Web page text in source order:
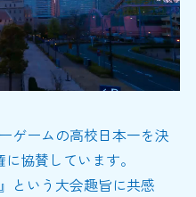
ゲームの高校日本一を決
協賛しています。
という大会趣旨に共感